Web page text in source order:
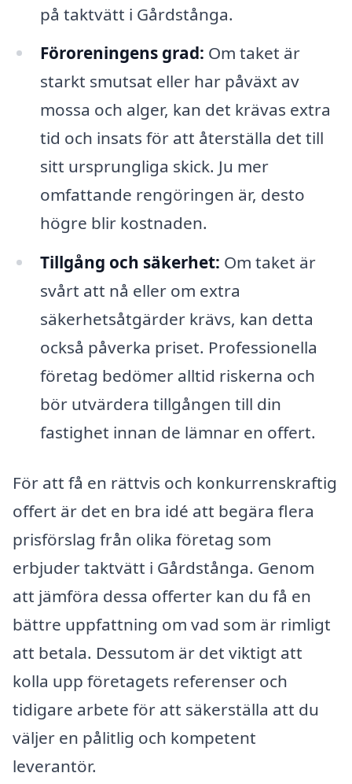
på taktvätt i Gårdstånga.
Föroreningens grad: Om taket är
starkt smutsat eller har påväxt av
mossa och alger, kan det krävas extra
tid och insats för att återställa det till
sitt ursprungliga skick. Ju mer
omfattande rengöringen är, desto
högre blir kostnaden.
Tillgång och säkerhet: Om taket är
svårt att nå eller om extra
säkerhetsåtgärder krävs, kan detta
också påverka priset. Professionella
företag bedömer alltid riskerna och
bör utvärdera tillgången till din
fastighet innan de lämnar en offert.
För att få en rättvis och konkurrenskraftig
offert är det en bra idé att begära flera
prisförslag från olika företag som
erbjuder taktvätt i Gårdstånga. Genom
att jämföra dessa offerter kan du få en
bättre uppfattning om vad som är rimligt
att betala. Dessutom är det viktigt att
kolla upp företagets referenser och
tidigare arbete för att säkerställa att du
väljer en pålitlig och kompetent
leverantör.